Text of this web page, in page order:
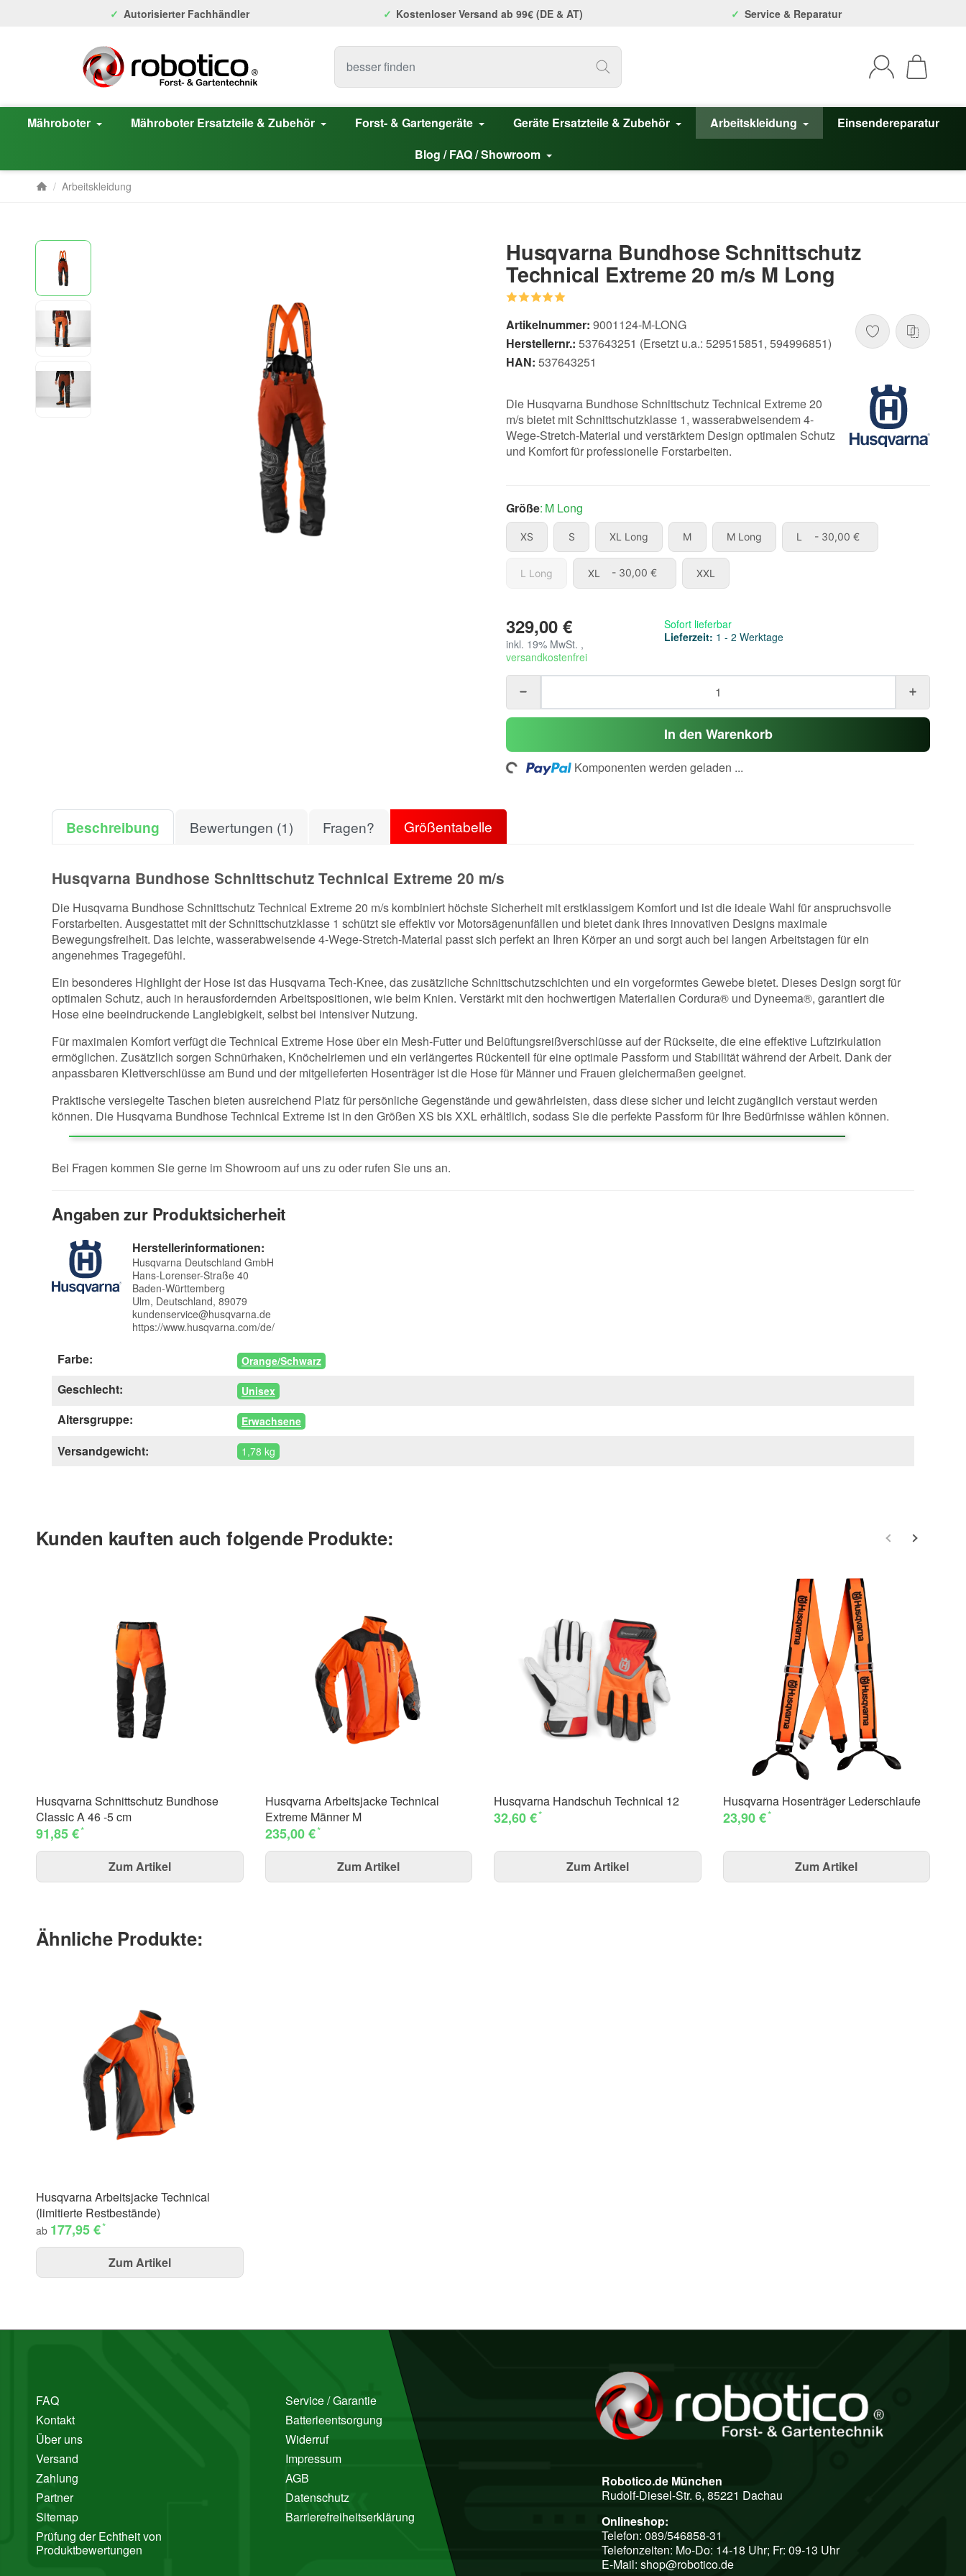
Autorisierter Fachhändler Kostenloser Versand ab 99€ (DE & AT) Service & Reparatur
Mähroboter Mähroboter Ersatzteile & Zubehör Forst- & Gartengeräte Geräte Ersatzteile & Zubehör Arbeitskleidung
Einsendereparatur
Blog / FAQ / Showroom
/ Arbeitskleidung
Husqvarna Bundhose Schnittschutz
Technical Extreme 20 m/s M Long
Artikelnummer: 9001124-M-LONG
Herstellernr.: 537643251 (Ersetzt u.a.: 529515851, 594996851)
HAN: 537643251
Die Husqvarna Bundhose Schnittschutz Technical Extreme 20
m/s bietet mit Schnittschutzklasse 1, wasserabweisendem 4-
Wege-Stretch-Material und verstärktem Design optimalen Schutz
und Komfort für professionelle Forstarbeiten.
Größe M Long
XS SS XL LongXL LongMM M LongM Long L - 30,00 €
L Long XL XL- 30,00 € XXL
329,00 €
inkl. 19% MwSt. ,
versandkostenfrei
Sofort lieferbar
Lieferzeit: 1 - 2 Werktage
In den Warenkorb
Loading... Komponenten werden geladen ...
Beschreibung Bewertungen (1) Fragen? Größentabelle
Husqvarna Bundhose Schnittschutz Technical Extreme 20 m/s
Die Husqvarna Bundhose Schnittschutz Technical Extreme 20 m/s kombiniert höchste Sicherheit mit erstklassigem Komfort und ist die ideale Wahl für anspruchsvolle
Forstarbeiten. Ausgestattet mit der Schnittschutzklasse 1 schützt sie effektiv vor Motorsägenunfällen und bietet dank ihres innovativen Designs maximale
Bewegungsfreiheit. Das leichte, wasserabweisende 4-Wege-Stretch-Material passt sich perfekt an Ihren Körper an und sorgt auch bei langen Arbeitstagen für ein
angenehmes Tragegefühl.
Ein besonderes Highlight der Hose ist das Husqvarna Tech-Knee, das zusätzliche Schnittschutzschichten und ein vorgeformtes Gewebe bietet. Dieses Design sorgt für
optimalen Schutz, auch in herausfordernden Arbeitspositionen, wie beim Knien. Verstärkt mit den hochwertigen Materialien Cordura® und Dyneema®, garantiert die
Hose eine beeindruckende Langlebigkeit, selbst bei intensiver Nutzung.
Für maximalen Komfort verfügt die Technical Extreme Hose über ein Mesh-Futter und Belüftungsreißverschlüsse auf der Rückseite, die eine effektive Luftzirkulation
ermöglichen. Zusätzlich sorgen Schnürhaken, Knöchelriemen und ein verlängertes Rückenteil für eine optimale Passform und Stabilität während der Arbeit. Dank der
anpassbaren Klettverschlüsse am Bund und der mitgelieferten Hosenträger ist die Hose für Männer und Frauen gleichermaßen geeignet.
Praktische versiegelte Taschen bieten ausreichend Platz für persönliche Gegenstände und gewährleisten, dass diese sicher und leicht zugänglich verstaut werden
können. Die Husqvarna Bundhose Technical Extreme ist in den Größen XS bis XXL erhältlich, sodass Sie die perfekte Passform für Ihre Bedürfnisse wählen können.
Bei Fragen kommen Sie gerne im Showroom auf uns zu oder rufen Sie uns an.
Angaben zur Produktsicherheit
Herstellerinformationen:
Husqvarna Deutschland GmbH
Hans-Lorenser-Straße 40
Baden-Württemberg
Ulm, Deutschland, 89079
kundenservice@husqvarna.de
https://www.husqvarna.com/de/
Farbe: Orange/Schwarz
Geschlecht: Unisex
Altersgruppe: Erwachsene
Versandgewicht: 1,78 kg
Kunden kauften auch folgende Produkte:
Husqvarna Schnittschutz Bundhose
Classic A 46 -5 cm
91,85 €*
Zum Artikel
Husqvarna Arbeitsjacke Technical
Extreme Männer M
235,00 €*
Zum Artikel
Husqvarna Handschuh Technical 12
32,60 €*
Zum Artikel
Husqvarna Hosenträger Lederschlaufe
23,90 €*
Zum Artikel
Ähnliche Produkte:
Husqvarna Arbeitsjacke Technical
(limitierte Restbestände)
ab 177,95 €*
Zum Artikel
FAQ
Kontakt
Über uns
Versand
Zahlung
Partner
Sitemap
Prüfung der Echtheit von
Produktbewertungen
Service / Garantie
Batterieentsorgung
Widerruf
Impressum
AGB
Datenschutz
Barrierefreiheitserklärung
Robotico.de München
Rudolf-Diesel-Str. 6, 85221 Dachau
Onlineshop:
Telefon: 089/546858-31
Telefonzeiten: Mo-Do: 14-18 Uhr; Fr: 09-13 Uhr
E-Mail:shop@robotico.de